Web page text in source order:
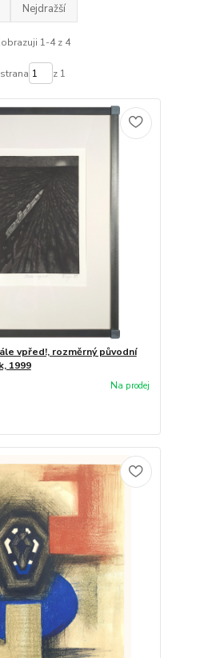
Nejdražší
1-4 z 4
strana z 1
vpřed!, rozměrný původní
1999